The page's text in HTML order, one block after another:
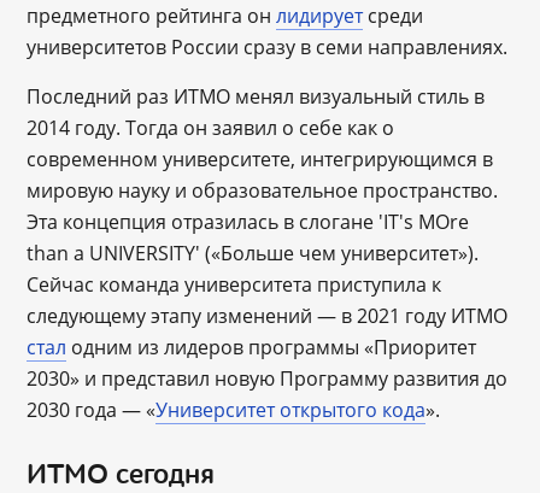
предметного рейтинга онлидируетсреди
университетов России сразу в семи направлениях.
Последний раз ИТМО менял визуальный стиль в
2014 году. Тогда он заявил о себе как о
современном университете, интегрирующимся в
мировую науку и образовательное пространство.
Эта концепция отразилась в слогане 'IT's MOre
than a UNIVERSITY' («Больше чем университет»).
Сейчас команда университета приступила к
следующему этапу изменений ― в 2021 году ИТМО
стал одним из лидеров программы «Приоритет
2030» и представил новую Программу развития до
2030 года ― «Университет открытого кода».
ИТМО сегодня